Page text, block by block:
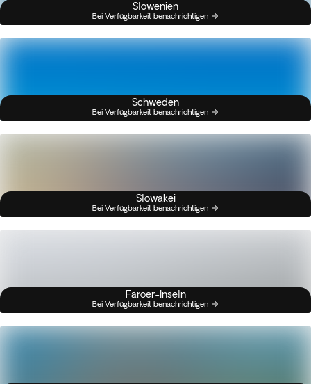
Slowenien
Bei Verfügbarkeit benachrichtigen
Schweden
Bei Verfügbarkeit benachrichtigen
Slowakei
Bei Verfügbarkeit benachrichtigen
Färöer-Inseln
Bei Verfügbarkeit benachrichtigen